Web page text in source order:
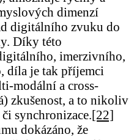
dimenzí
digitálního zvuku do
Díky této
imerzivního,
díla je tak příjemci
modální a cross-
zkušenost, a to nikoliv
synchronizace. [22]
dokázáno, že